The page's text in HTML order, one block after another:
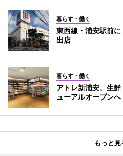
暮らす・働く
東西線・浦安駅前
出店
暮らす・働く
アトレ新浦安、生
ューアルオープンへ
もっと見